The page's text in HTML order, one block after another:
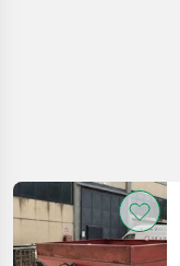
Kategorija 4